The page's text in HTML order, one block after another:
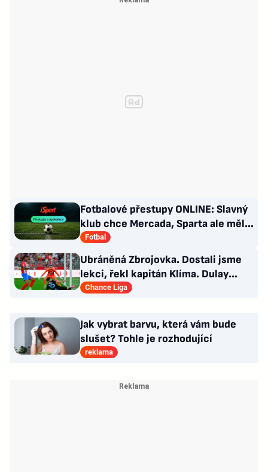
Fotbalové přestupy ONLINE: Slavný
klub chce Mercada, Sparta ale měla
nabídku odmítnout
Fotbal
Ubráněná Zbrojovka. Dostali jsme
lekci, řekl kapitán Klíma. Dulay
překonal kamaráda
Chance Liga
Jak vybrat barvu, která vám bude
slušet? Tohle je rozhodující
reklama